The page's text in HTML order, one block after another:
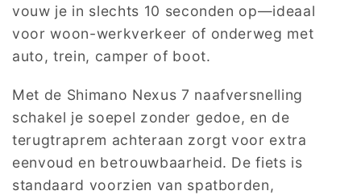
vouw je in slechts 10 seconden op—ideaal
voor woon-werkverkeer of onderweg met
auto, trein, camper of boot.
Met de Shimano Nexus 7 naafversnelling
schakel je soepel zonder gedoe, en de
terugtraprem achteraan zorgt voor extra
eenvoud en betrouwbaarheid. De fiets is
standaard voorzien van spatborden,